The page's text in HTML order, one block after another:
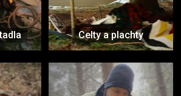
Celty a plachty